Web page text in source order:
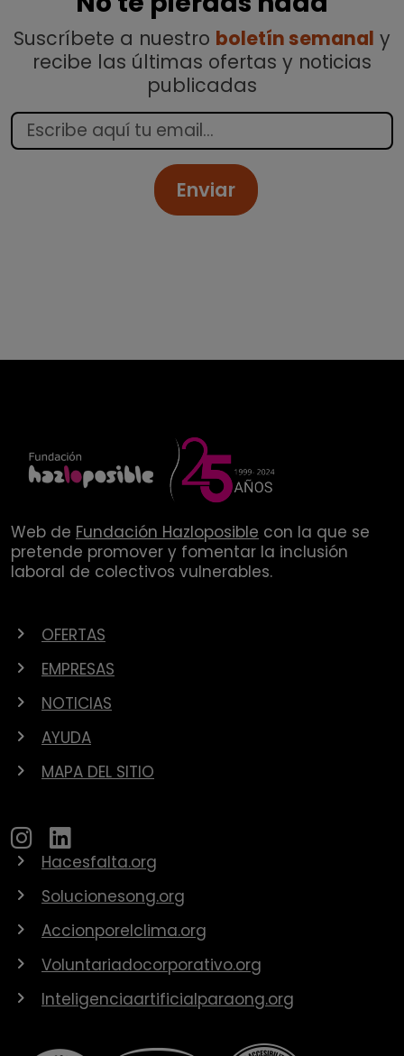
Suscríbete a nuestro boletín semanal y
recibe las últimas ofertas y noticias
publicadas
Enviar
Web de Fundación Hazloposible con la que se
pretende promover y fomentar la inclusión
laboral de colectivos vulnerables.
OFERTAS
EMPRESAS
NOTICIAS
AYUDA
MAPA DEL SITIO
Hacesfalta.org
Solucionesong.org
Accionporelclima.org
Voluntariadocorporativo.org
Inteligenciaartificialparaong.org